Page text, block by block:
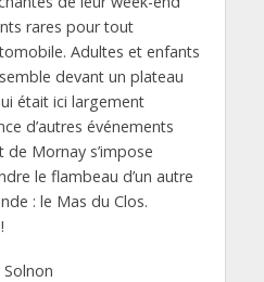
rares pour tout
Adultes et enfants
devant un plateau
était ici largement
d’autres événements
Mornay s’impose
le flambeau d’un autre
: le Mas du Clos.